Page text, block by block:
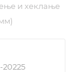
и хеклање